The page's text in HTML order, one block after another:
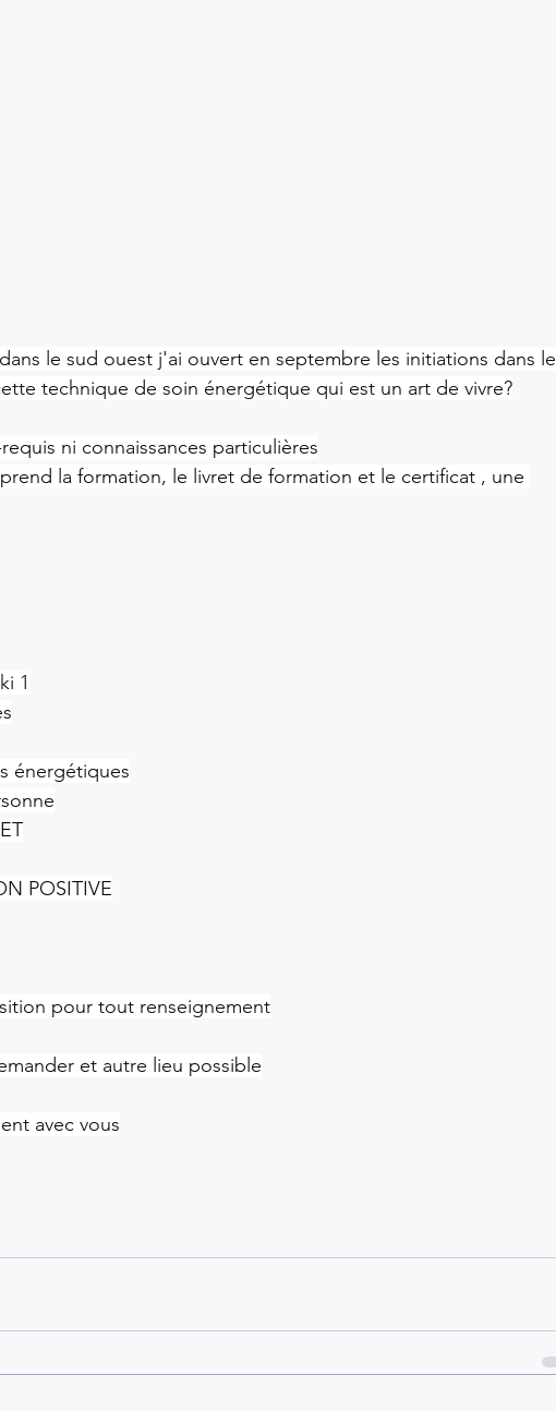
le sud ouest j'ai ouvert en septembre les initiations dans le
technique de soin énergétique qui est un art de vivre?
ni connaissances particulières
la formation, le livret de formation et le certificat , une
1
énergétiques
POSITIVE
pour tout renseignement
et autre lieu possible
avec vous